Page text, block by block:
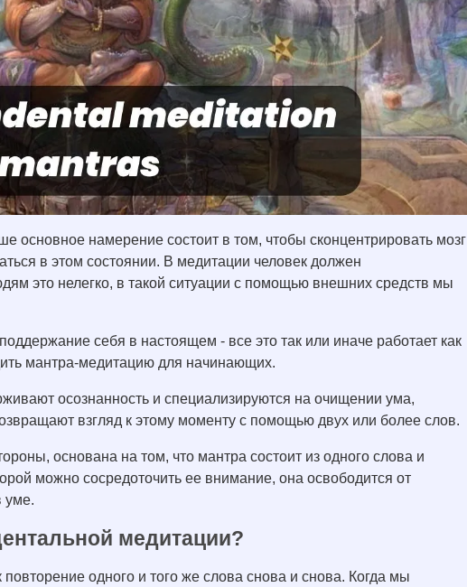
основное намерение состоит в том, чтобы сконцентрировать мозг
в этом состоянии. В медитации человек должен
это нелегко, в такой ситуации с помощью внешних средств мы
себя в настоящем - все это так или иначе работает как
мантра-медитацию для начинающих.
осознанность и специализируются на очищении ума,
взгляд к этому моменту с помощью двух или более слов.
основана на том, что мантра состоит из одного слова и
можно сосредоточить ее внимание, она освободится от
уме.
медитации?
одного и того же слова снова и снова. Когда мы